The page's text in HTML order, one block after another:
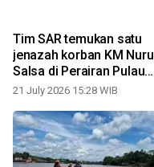
Tim SAR temukan satu
jenazah korban KM Nurul
Salsa di Perairan Pulau
Pamulikang
21 July 2026 15:28 WIB